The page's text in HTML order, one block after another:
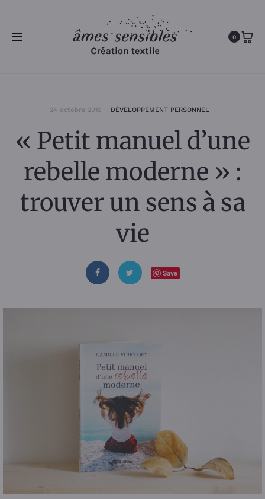
0
24 octobre 2019 DÉVELOPPEMENT PERSONNEL
« Petit manuel d’une
rebelle moderne » :
trouver un sens à sa
vie
Save